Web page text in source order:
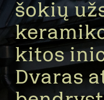
šokių
kitos
Dvaras